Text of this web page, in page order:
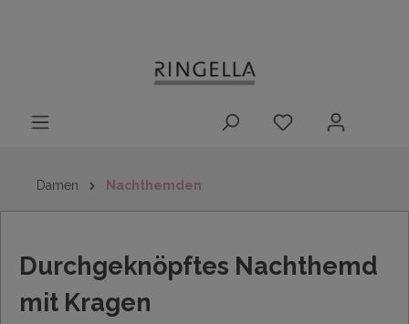
Damen Nachthemden
Durchgeknöpftes Nachthemd
mit Kragen